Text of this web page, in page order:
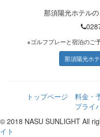
那須陽光ホテル
※ゴルフプレーと宿泊のご
那須陽光ホ
トップページ 料金・
プライ
© 2018 NASU SUNLIGHT All
イト